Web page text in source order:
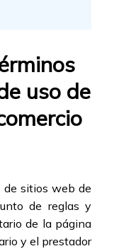
uso de
de sitios web de
de reglas y
de la página
y el prestador